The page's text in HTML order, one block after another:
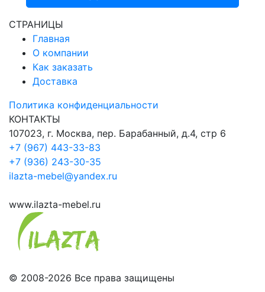
СТРАНИЦЫ
Главная
О компании
Как заказать
Доставка
Политика конфиденциальности
КОНТАКТЫ
107023, г. Москва, пер. Барабанный, д.4, стр 6
+7 (967) 443-33-83
+7 (936) 243-30-35
ilazta-mebel@yandex.ru
www.ilazta-mebel.ru
© 2008-2026 Все права защищены